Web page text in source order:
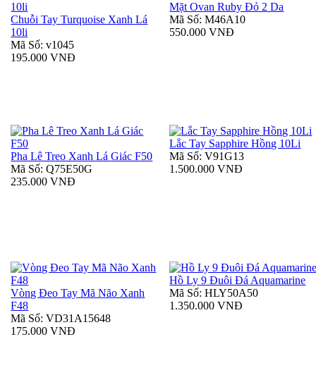
Chuỗi Tay Turquoise Xanh Lá
10li
Mã Số: v1045
195.000 VNĐ
Mặt Ovan Ruby Đỏ 2 Da
Mã Số: M46A10
550.000 VNĐ
Pha Lê Treo Xanh Lá Giác F50
Mã Số: Q75E50G
235.000 VNĐ
Lắc Tay Sapphire Hồng 10Li
Mã Số: V91G13
1.500.000 VNĐ
Vòng Đeo Tay Mã Não Xanh
F48
Mã Số: VD31A15648
175.000 VNĐ
Hồ Ly 9 Đuôi Đá Aquamarine
Mã Số: HLY50A50
1.350.000 VNĐ